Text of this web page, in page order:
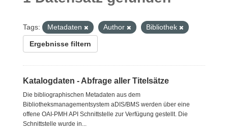
Tags: Metadaten Author Bibliothek
Ergebnisse filtern
Katalogdaten - Abfrage aller Titelsätze
Die bibliographischen Metadaten aus dem
Bibliotheksmanagementsystem aDIS/BMS werden über eine
offene OAI-PMH API Schnittstelle zur Verfügung gestellt. Die
Schnittstelle wurde in...